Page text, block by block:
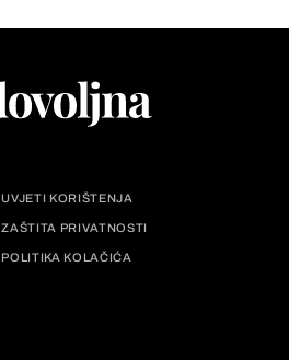
UVJETI KORIŠTENJA
ZAŠTITA PRIVATNOSTI
POLITIKA KOLAČIĆA